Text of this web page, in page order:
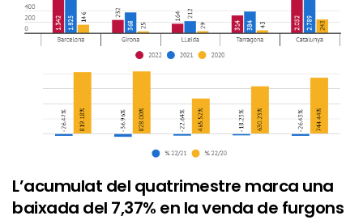
L’acumulat del quatrimestre marca una
baixada del 7,37% en la venda de furgons